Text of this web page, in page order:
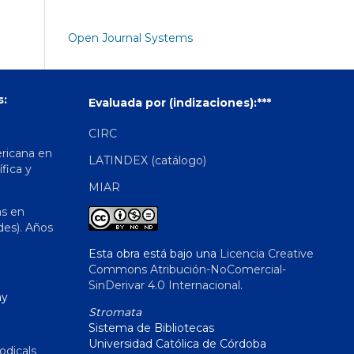
Open Journal Systems
en
y
en
Años
Evaluada por (indizaciones):***
CIRC
LATINDEX (catálogo)
MIAR
Esta obra está bajo una Licencia Creative
Commons Atribución-NoComercial-
SinDerivar 4.0 Internacional.
Stromata
Sistema de Bibliotecas
Universidad Católica de Córdoba